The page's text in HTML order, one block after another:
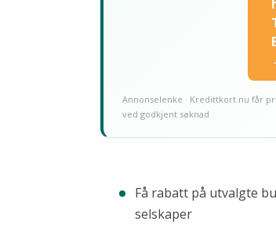
Annonselenke · Kredittkort.nu får
ved godkjent søknad
Få rabatt på utvalgte
selskaper